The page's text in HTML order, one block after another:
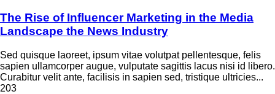
The Rise of Influencer Marketing in the Media
Landscape the News Industry
Sed quisque laoreet, ipsum vitae volutpat pellentesque, felis
sapien ullamcorper augue, vulputate sagittis lacus nisi id libero.
Curabitur velit ante, facilisis in sapien sed, tristique ultricies...
203